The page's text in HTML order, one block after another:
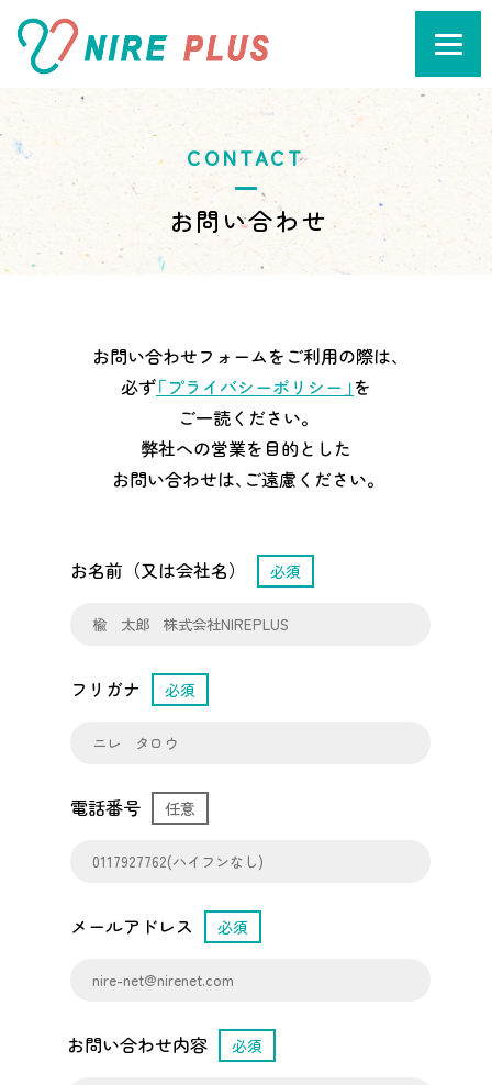
CONTACT
お問い合わせ
お問い合わせフォームをご利用の際は、
必ず「プライバシーポリシー」を
ご一読ください。
弊社への営業を目的とした
お問い合わせは、ご遠慮ください。
お名前（又は会社名） 必須
フリガナ 必須
電話番号 任意
メールアドレス 必須
お問い合わせ内容 必須